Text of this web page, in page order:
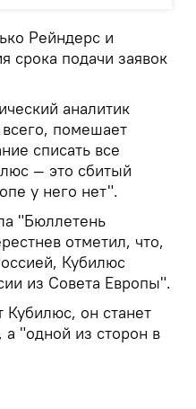
Рейндерс и
срока подачи заявок
аналитик
помешает
списать все
— это сбитый
у него нет".
"Бюллетень
отметил, что,
Кубилюс
из Совета Европы".
Кубилюс, он станет
"одной из сторон в